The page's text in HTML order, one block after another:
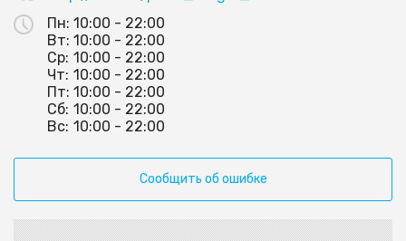
Пн: 10:00 - 22:00
Вт: 10:00 - 22:00
Ср: 10:00 - 22:00
Чт: 10:00 - 22:00
Пт: 10:00 - 22:00
Сб: 10:00 - 22:00
Вс: 10:00 - 22:00
Сообщить об ошибке